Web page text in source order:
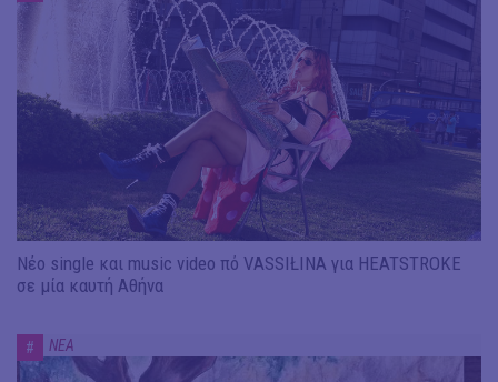
Νέο single και music video πό VASSIŁINA για HEATSTROKE
σε μία καυτή Αθήνα
# ΝΕΑ